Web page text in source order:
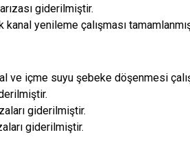
giderilmiştir.
yenileme çalışması
ve içme suyu şebeke döşenmesi
giderilmiştir.
giderilmiştir.